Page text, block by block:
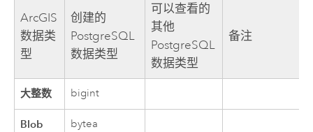
ArcGIS
数据类
型
创建的
PostgreSQL
数据类型
可以查看的
其他
PostgreSQL
数据类型
备注
大整数 bigint
Blob bytea